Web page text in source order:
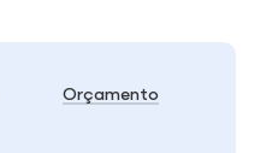
Orçamento